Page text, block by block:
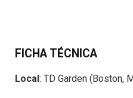
FICHA TÉCNICA
Local: TD Garden (Boston,